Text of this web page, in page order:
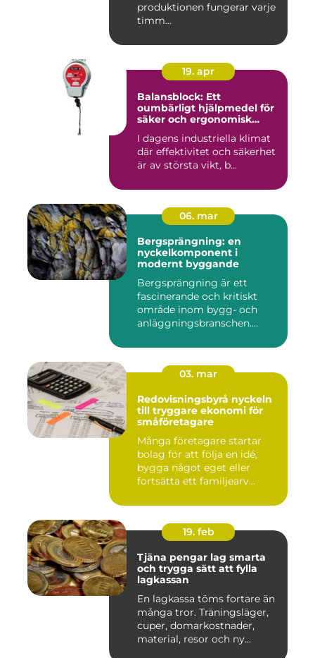
produktionen fungerar varje
timm...
19. apr
Balansblock: Ett
oumbärligt hjälpmedel för
säker och ergonomisk
I dagens industriella klimat
där effektivitet och säkerhet
är av största vikt, b...
06. mar
Bergsprängning: en
nyckelkomponent i
modernt byggande
Bergsprängning är ett
fascinerande och kritiskt
område inom bygg- och
anläggningsbranschen.
03. mar
Redovisningsbyrå nyckeln
till tryggare ekonomi för
småföretagare
Många företagare startar
bolag för att följa en idé,
bygga något eget eller
fortsätta ett familjearv...
19. feb
Tjäna pengar lag smarta
och trygga sätt att fylla
lagkassan
En lagkassa töms fortare än
många tror. Träningsläger,
cuper, domarkostnader,
material, resor och ny...